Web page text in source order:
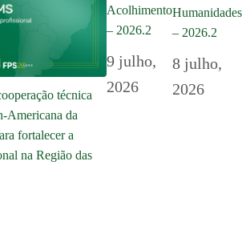
técnica
Americana da
fortalecer a
na Região das
Acolhimento
– 2026.2
9 julho,
2026
Humanidades
– 2026.2
8 julho,
2026